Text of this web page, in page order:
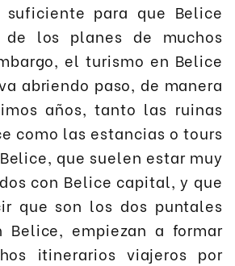
suficiente para que Belice
de los planes de muchos
el turismo en Belice
abriendo paso, de manera
años, tanto las ruinas
como las estancias o tours
que suelen estar muy
con Belice capital, y que
que son los dos puntales
Belice, empiezan a formar
itinerarios viajeros por